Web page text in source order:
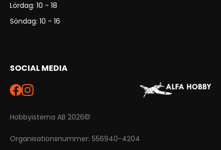
Lördag: 10 - 18
Söndag: 10 - 16
SOCIAL MEDIA
Hobbyisterna AB 2026©
Organisationsnummer: 556940-4204